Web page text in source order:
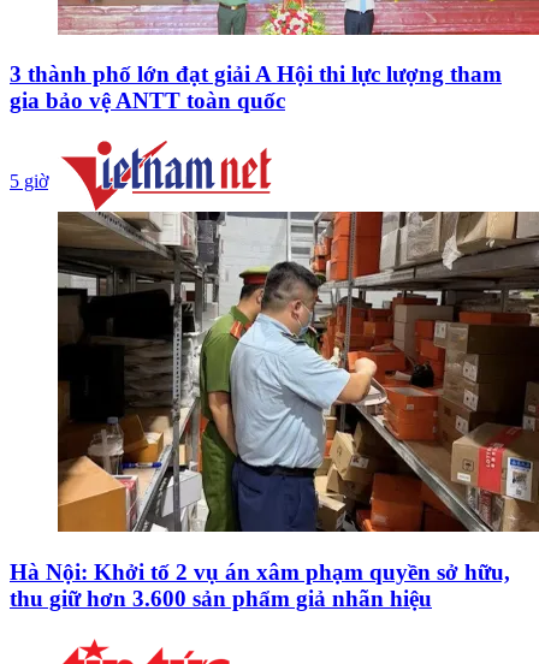
3 thành phố lớn đạt giải A Hội thi lực lượng tham
gia bảo vệ ANTT toàn quốc
5 giờ
Hà Nội: Khởi tố 2 vụ án xâm phạm quyền sở hữu,
thu giữ hơn 3.600 sản phẩm giả nhãn hiệu